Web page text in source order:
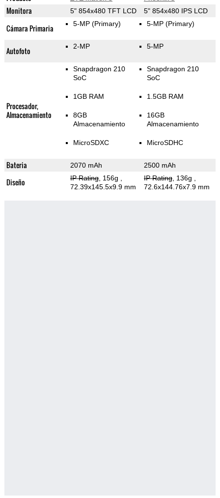
Monitora 5" 854x480 TFT LCD 5" 854x480 IPS LCD
Cámara Primaria 5-MP (Primary) 5-MP (Primary)
Autofoto 2-MP 5-MP
Procesador,
Almacenamiento
Snapdragon 210
SoC
1GB RAM
8GB
Almacenamiento
MicroSDXC
Snapdragon 210
SoC
1.5GB RAM
16GB
Almacenamiento
MicroSDHC
Bateria 2070 mAh 2500 mAh
Diseño IP Rating, 156g
72.39x145.5x9.9 mm
IP Rating, 136g
72.6x144.76x7.9 mm